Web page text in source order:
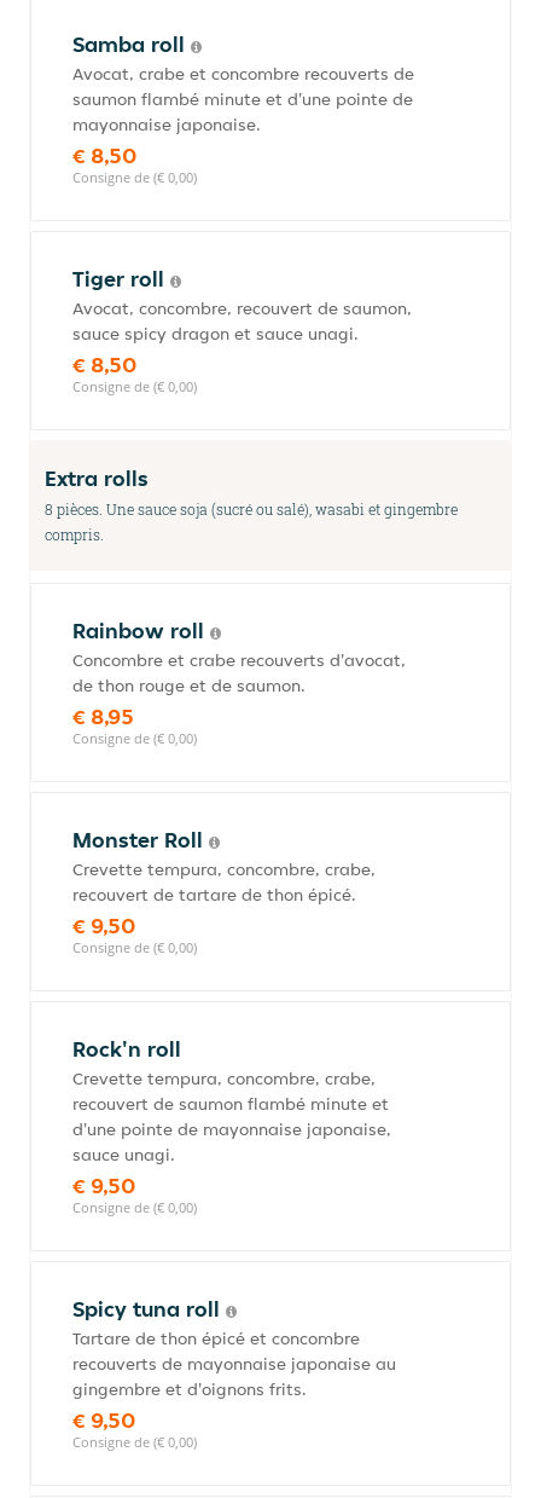
Samba roll
Avocat, crabe et concombre recouverts de
saumon flambé minute et d'une pointe de
mayonnaise japonaise.
€ 8,50
Consigne de (€ 0,00)
Tiger roll
Avocat, concombre, recouvert de saumon,
sauce spicy dragon et sauce unagi.
€ 8,50
Consigne de (€ 0,00)
Extra rolls
8 pièces. Une sauce soja (sucré ou salé), wasabi et gingembre
compris.
Rainbow roll
Concombre et crabe recouverts d'avocat,
de thon rouge et de saumon.
€ 8,95
Consigne de (€ 0,00)
Monster Roll
Crevette tempura, concombre, crabe,
recouvert de tartare de thon épicé.
€ 9,50
Consigne de (€ 0,00)
Rock'n roll
Crevette tempura, concombre, crabe,
recouvert de saumon flambé minute et
d'une pointe de mayonnaise japonaise,
sauce unagi.
€ 9,50
Consigne de (€ 0,00)
Spicy tuna roll
Tartare de thon épicé et concombre
recouverts de mayonnaise japonaise au
gingembre et d'oignons frits.
€ 9,50
Consigne de (€ 0,00)